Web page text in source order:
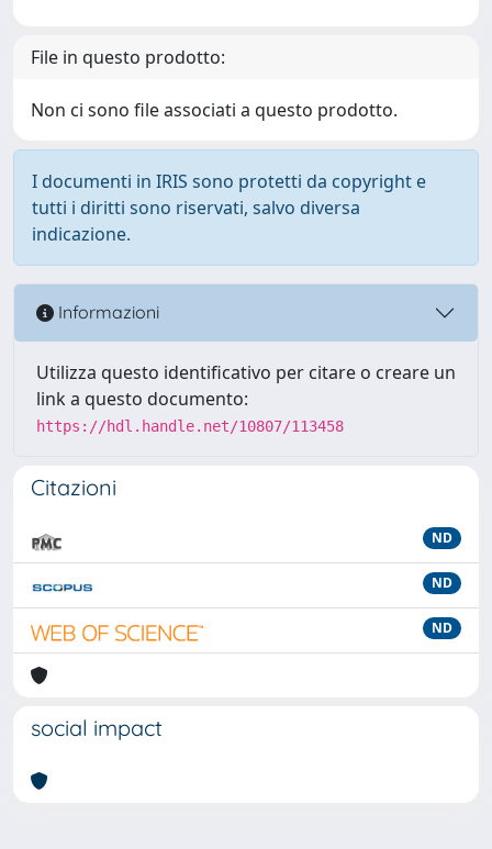
File in questo prodotto:
Non ci sono file associati a questo prodotto.
I documenti in IRIS sono protetti da copyright e
tutti i diritti sono riservati, salvo diversa
indicazione.
Informazioni
Utilizza questo identificativo per citare o creare un
link a questo documento:
https://hdl.handle.net/10807/113458
Citazioni
ND
ND
ND
social impact